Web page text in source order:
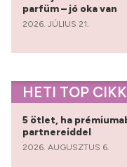
parfüm – jó oka van
2026. JÚLIUS 21.
HETI TOP
5 ötlet, ha
partnereiddel
2026. AUGUSZTUS 6.